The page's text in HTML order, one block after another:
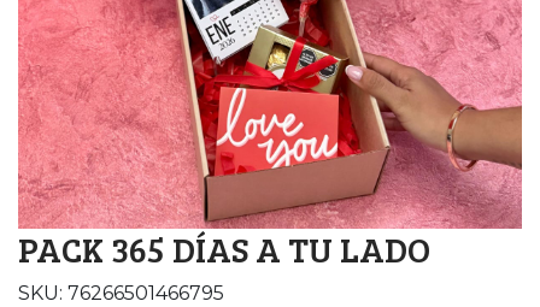
PACK 365 DÍAS A TU LADO
SKU: 76266501466795